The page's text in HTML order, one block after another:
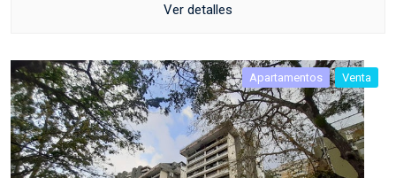
Ver detalles
Apartamentos Venta